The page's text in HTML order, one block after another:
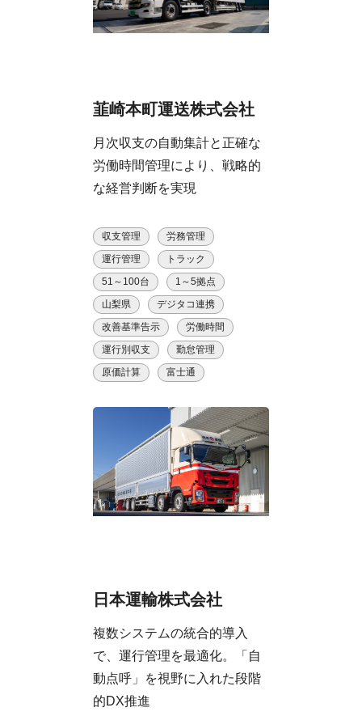
韮崎本町運送株式会社
月次収支の自動集計と正確な
労働時間管理により、戦略的
な経営判断を実現
収支管理
労務管理
運行管理
トラック
51～100台
1～5拠点
山梨県
デジタコ連携
改善基準告示
労働時間
運行別収支
勤怠管理
原価計算
富士通
日本運輸株式会社
複数システムの統合的導入
で、運行管理を最適化。「自
動点呼」を視野に入れた段階
的DX推進